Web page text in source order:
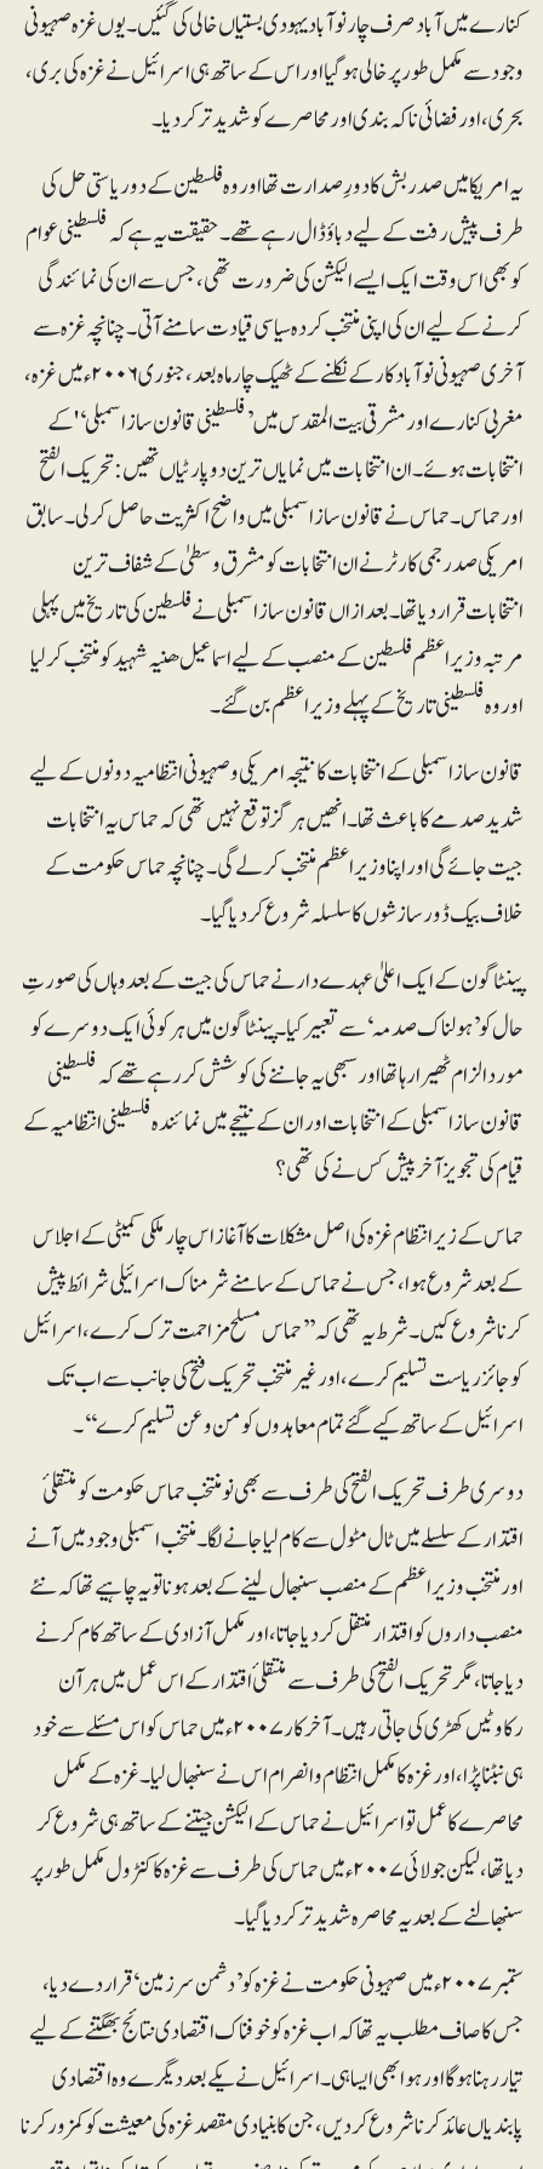
کنارے میں آباد صرف چار نوآباد یہودی بستیاں خالی کی گئیں۔یوں غزہ صہیونی
وجود سے مکمل طور پر خالی ہوگیا اور اس کے ساتھ ہی اسرائیل نے غزہ کی بری،
بحری، اور فضائی ناکہ بندی اور محاصرے کو شدیدتر کردیا۔
یہ امریکا میں صدر بش کا دورِ صدارت تھا اور وہ فلسطین کے دو ریاستی حل کی
طرف پیش رفت کے لیے دباؤ ڈال رہے تھے ۔ حقیقت یہ ہے کہ فلسطینی عوام
کو بھی اس وقت ایک ایسے الیکشن کی ضرورت تھی، جس سے ان کی نمائندگی
کرنے کے لیے ان کی اپنی منتخب کردہ سیاسی قیادت سامنے آتی ۔چنانچہ غزہ سے
آخری صہیونی نوآباد کار کے نکلنے کے ٹھیک چار ماہ بعد، جنوری ۲۰۰۶ء میں غزہ،
مغربی کنارے اور مشرقی بیت المقدس میں ’فلسطینی قانون ساز اسمبلی‘ 'کے
انتخابات ہوئے۔ ان انتخابات میں نمایاں ترین دو پارٹیاں تھیں: تحریک الفتح
اور حماس۔ حماس نے قانون ساز اسمبلی میں واضح اکثریت حاصل کر لی۔ سابق
امریکی صدر جمی کارٹر نے ان انتخابات کو مشرق وسطیٰ کے شفاف ترین
انتخابات قرار دیا تھا ۔ بعدازاں قانون ساز اسمبلی نے فلسطین کی تاریخ میں پہلی
مرتبہ وزیر اعظم فلسطین کے منصب کے لیے اسماعیل ھنیہ شہید کو منتخب کرلیا
اور وہ فلسطینی تاریخ کے پہلے وزیر اعظم بن گئے۔
قانون ساز اسمبلی کے انتخابات کا نتیجہ امریکی و صہیونی انتظامیہ دونوں کے لیے
شدید صدمے کا باعث تھا۔ انھیں ہر گز توقع نہیں تھی کہ حماس یہ انتخابات
جیت جائے گی اور اپنا وزیر اعظم منتخب کر لے گی۔ چنانچہ حماس حکومت کے
خلاف بیک ڈور سازشوں کا سلسلہ شروع کردیا گیا ۔
پینٹاگون کے ایک اعلیٰ عہدے دار نے حماس کی جیت کے بعد وہاں کی صورتِ
حال کو ’ہولناک صدمہ‘ سے تعبیر کیا۔پینٹا گون میں ہر کوئی ایک دوسرے کو
مورد الزام ٹھیرا رہا تھا اور سبھی یہ جاننے کی کوشش کر رہے تھے کہ فلسطینی
قانون ساز اسمبلی کےانتخابات اور ان کے نتیجے میں نمائندہ فلسطینی انتظامیہ کے
قیام کی تجویز آخر پیش کس نے کی تھی؟
حماس کے زیر انتظام غزہ کی اصل مشکلات کا آغاز اس چار ملکی کمیٹی کے اجلاس
کے بعد شروع ہوا، جس نے حماس کے سامنے شرمناک اسرائیلی شرائط پیش
کرنا شروع کیں۔ شرط یہ تھی کہ ’’حماس مسلح مزاحمت ترک کرے، اسرائیل
کو جائز ریاست تسلیم کرے، اور غیر منتخب تحریک فتح کی جانب سے اب تک
اسرائیل کے ساتھ کیے گئے تمام معاہدوں کو من و عن تسلیم کرے‘‘۔
دوسری طرف تحریک الفتح کی طرف سے بھی نومنتخب حماس حکومت کو منتقلیٔ
اقتدار کے سلسلے میں ٹال مٹول سے کام لیا جانے لگا ۔منتخب اسمبلی وجود میں آنے
اور منتخب وزیر اعظم کے منصب سنبھال لینے کے بعد ہونا تو یہ چاہیے تھا کہ نئے
منصب داروں کو اقتدار منتقل کردیا جاتا، اور مکمل آزادی کے ساتھ کام کرنے
دیا جاتا، مگر تحریک الفتح کی طرف سے منتقلیٔ اقتدار کے اس عمل میں ہر آن
رکاوٹیں کھڑی کی جاتی رہیں۔ آخرکار ۲۰۰۷ء میں حماس کو اس مسئلے سے خود
ہی نبٹنا پڑا، اور غزہ کا مکمل انتظام و انصرام ا س نے سنبھال لیا۔ غزہ کے مکمل
محاصرے کا عمل تو اسرائیل نے حماس کے الیکشن جیتنے کے ساتھ ہی شروع کر
دیا تھا، لیکن جولائی ۲۰۰۷ء میں حماس کی طرف سے غزہ کا کنٹرول مکمل طور پر
سنبھالنے کے بعد یہ محاصرہ شدید تر کر دیا گیا۔
ستمبر ۲۰۰۷ء میں صہیونی حکومت نے غزہ کو ’دشمن سرزمین‘ قرار دے دیا،
جس کا صاف مطلب یہ تھا کہ اب غزہ کو خوفناک اقتصادی نتائج بھگتنے کے لیے
تیار رہنا ہوگا اور ہوا بھی ایسا ہی۔ اسرائیل نے یکے بعد دیگرے وہ اقتصادی
پابندیاں عائد کرنا شروع کردیں، جن کا بنیادی مقصد غزہ کی معیشت کو کمزور کرنا